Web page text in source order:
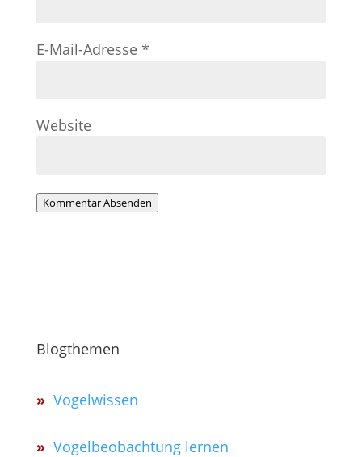
E-Mail-Adresse *
Website
Kommentar Absenden
Blogthemen
» Vogelwissen
» Vogelbeobachtung lernen